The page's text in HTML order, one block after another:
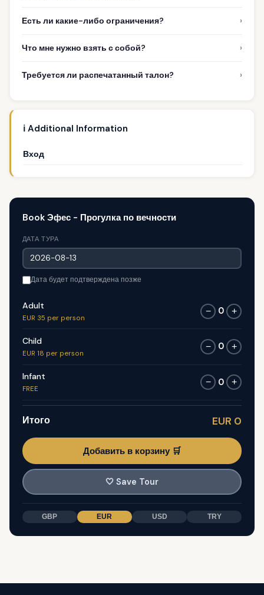
Есть ли какие-либо ограничения? ›
Что мне нужно взять с собой? ›
Требуется ли распечатанный талон? ›
ℹ️ Additional Information
Вход
Book Эфес - Прогулка по вечности
ДАТА ТУРА
Дата будет подтверждена позже
Adult
EUR 35 per person
− 0 +
Child
EUR 18 per person
− 0 +
Infant
FREE
− 0 +
Итого EUR 0
Добавить в корзину 🛒
🤍 Save Tour
GBP EUR USD TRY